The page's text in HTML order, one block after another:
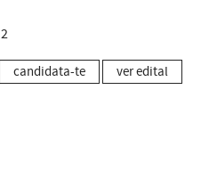
2
candidata-te ver edital